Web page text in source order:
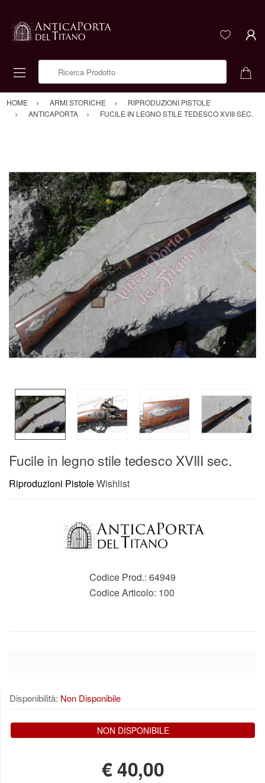
HOME ARMI STORICHE
RIPRODUZIONI PISTOLE
ANTICAPORTA
FUCILE IN LEGNO STILE TEDESCO XVIII SEC.
Fucile in legno stile tedesco XVIII sec.
Riproduzioni PistoleWishlist
Codice Prod.: 64949
Codice Articolo: 100
Disponibilità: Non Disponibile
NON DISPONIBILE
€40,00